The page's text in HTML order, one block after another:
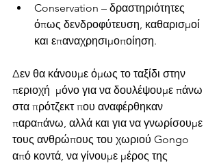
Conservation – δραστηριότητες
όπως δενδροφύτευση, καθαρισμοί
και επαναχρησιμοποίηση.
Δεν θα κάνουμε όμως το ταξίδι στην
περιοχή  μόνο για να δουλέψουμε πάνω
στα πρότζεκτ που αναφέρθηκαν
παραπάνω, αλλά και για να γνωρίσουμε
τους ανθρώπους του χωριού Gongo
από κοντά, να γίνουμε μέρος της